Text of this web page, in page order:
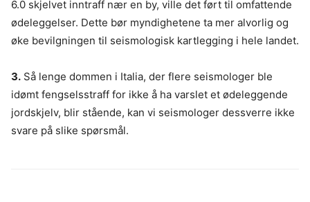
6.0 skjelvet inntraff nær en by, ville det ført til omfattende
ødeleggelser. Dette bør myndighetene ta mer alvorlig og
øke bevilgningen til seismologisk kartlegging i hele landet.
3. Så lenge dommen i Italia, der flere seismologer ble
idømt fengselsstraff for ikke å ha varslet et ødeleggende
jordskjelv, blir stående, kan vi seismologer dessverre ikke
svare på slike spørsmål.